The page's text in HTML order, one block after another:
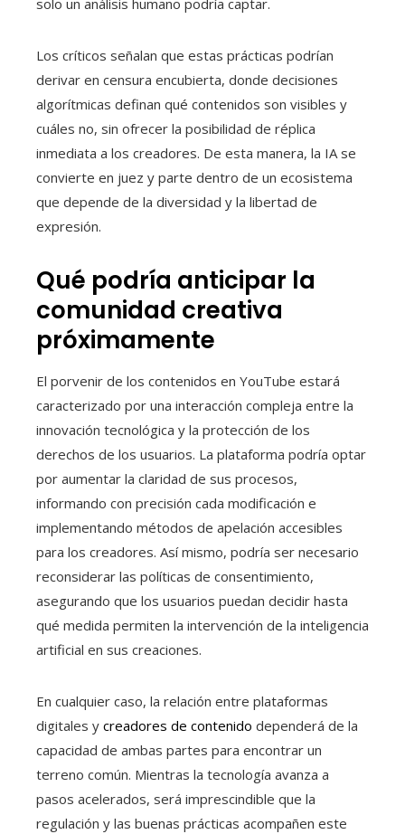
solo un análisis humano podría captar.
Los críticos señalan que estas prácticas podrían
derivar en censura encubierta, donde decisiones
algorítmicas definan qué contenidos son visibles y
cuáles no, sin ofrecer la posibilidad de réplica
inmediata a los creadores. De esta manera, la IA se
convierte en juez y parte dentro de un ecosistema
que depende de la diversidad y la libertad de
expresión.
Qué podría anticipar la
comunidad creativa
próximamente
El porvenir de los contenidos en YouTube estará
caracterizado por una interacción compleja entre la
innovación tecnológica y la protección de los
derechos de los usuarios. La plataforma podría optar
por aumentar la claridad de sus procesos,
informando con precisión cada modificación e
implementando métodos de apelación accesibles
para los creadores. Así mismo, podría ser necesario
reconsiderar las políticas de consentimiento,
asegurando que los usuarios puedan decidir hasta
qué medida permiten la intervención de la inteligencia
artificial en sus creaciones.
En cualquier caso, la relación entre plataformas
digitales y creadores de contenido dependerá de la
capacidad de ambas partes para encontrar un
terreno común. Mientras la tecnología avanza a
pasos acelerados, será imprescindible que la
regulación y las buenas prácticas acompañen este